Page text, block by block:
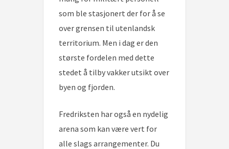
som ble stasjonert der for å se
over grensen til utenlandsk
territorium. Men i dag er den
største fordelen med dette
stedet å tilby vakker utsikt over
byen og fjorden.
Fredriksten har også en nydelig
arena som kan være vert for
alle slags arrangementer. Du